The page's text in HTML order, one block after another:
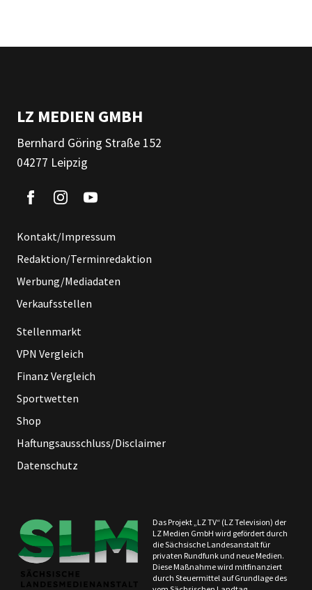
LZ MEDIEN GMBH
Bernhard Göring Straße 152
04277 Leipzig
Kontakt/Impressum
Redaktion/Terminredaktion
Werbung/Mediadaten
Verkaufsstellen
Stellenmarkt
VPN Vergleich
Finanz Vergleich
Sportwetten
Shop
Haftungsausschluss/Disclaimer
Datenschutz
Das Projekt „LZ TV“ (LZ Television) der
LZ Medien GmbH wird gefördert durch
die Sächsische Landesanstalt für
privaten Rundfunk und neue Medien.
Diese Maßnahme wird mitfinanziert
durch Steuermittel auf Grundlage des